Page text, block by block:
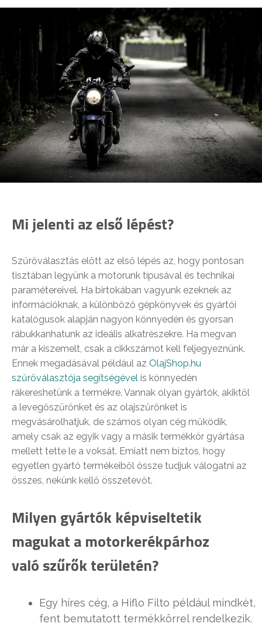
Mi jelenti az első lépést?
Szűrőválasztás előtt az első lépés az, hogy pontosan
tisztában legyünk a motorunk típusával és technikai
paramétereivel. Ha birtokában vagyunk ezeknek az
információknak, a különböző gépkönyvek és gyártói
katalógusok alapján nagyon könnyedén és gyorsan
rábukkanhatunk az ideális alkatrészekre. Ha megvan
már a kiszemelt, csak a cikkszámot kell feljegyeznünk.
Ennek megadásával például az OlajShop.hu
szűrőválasztója segítségével is könnyedén
rákereshetünk a termékre. Vannak olyan gyártók, akiktől
a levegőszűrőnket és az olajszűrőnket is
megvásárolhatjuk, de számos olyan cég működik,
amely csak az egyik vagy a másik termékkör gyártása
mellett tette le a voksát. Emiatt nem biztos, hogy
egyetlen gyártó termékeiből össze tudjuk válogatni az
összes, nekünk kellő összetevőt.
Milyen gyártók képviseltetik
magukat a motorkerékpárhoz
való szűrők területén?
Egy híres cég, a Hiflo Filto például mindkét,
fent bemutatott termékkörrel rendelkezik.